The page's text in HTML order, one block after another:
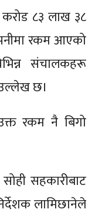
करोड ८३ लाख ३८
रकम आएको
संचालकहरू
छ।
रकम नै बिगो
सहकारीबाट
लामिछानेले